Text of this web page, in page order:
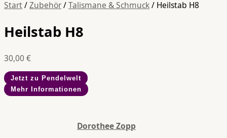
Start/Zubehör/Talismane & Schmuck/ Heilstab H8
Heilstab H8
30,00 €
Jetzt zu Pendelwelt
Mehr Informationen
Dorothee Zopp